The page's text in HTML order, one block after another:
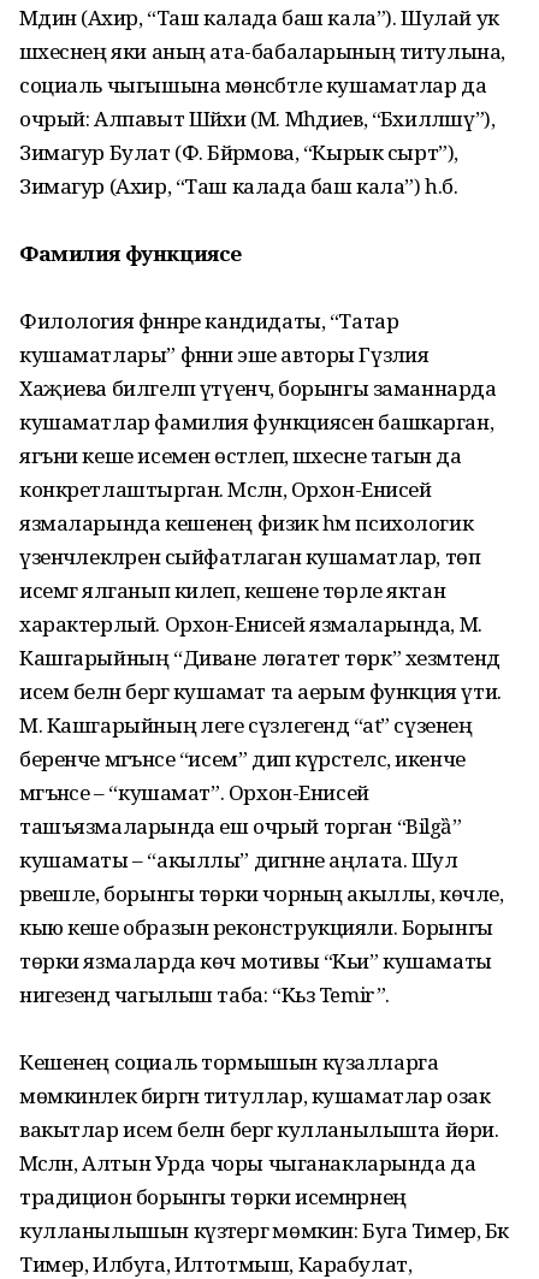
Мәдинә (Ахир, “Таш калада баш кала”). Шулай ук
шәхеснең яки аның ата-бабаларының титулына,
социаль чыгышына мөнәсәбәтле кушаматлар да
очрый: Алпавыт Шәйхи (М. Мәһдиев, “Бәхилләшү”),
Зимагур Булат (Ф. Бәйрәмова, “Кырык сырт”),
Зимагур (Ахир, “Таш калада баш кала”) һ.б.
Фамилия функциясе
Филология фәннәре кандидаты, “Татар
кушаматлары” фәнни эше авторы Гүзәлия
Хаҗиева билгеләп үтүенчә, борынгы заманнарда
кушаматлар фамилия функциясен башкарган,
ягъни кеше исеменә өстәлеп, шәхесне тагын да
конкретлаштырган. Мәсәлән, Орхон-Енисей
язмаларында кешенең физик һәм психологик
үзенчәлекләрен сыйфатлаган кушаматлар, төп
исемгә ялганып килеп, кешене төрле яктан
характерлый. Орхон-Енисей язмаларында, М.
Кашгарыйның “Диване лөгатет төрк” хезмәтендә
исем белән бергә кушамат та аерым функция үти.
М. Кашгарыйның әлеге сүзлегендә “at” сүзенең
беренче мәгънәсе “исем” дип күрсәтелсә, икенче
мәгънәсе – “кушамат”. Орхон-Енисей
ташъязмаларында еш очрый торган “Bilgȁ”
кушаматы – “акыллы” дигәнне аңлата. Шул
рәвешле, борынгы төрки чорның акыллы, көчле,
кыю кеше образын реконструкцияли. Борынгы
төрки язмаларда көч мотивы “Kьи” кушаматы
нигезендә чагылыш таба: “Kьз Temir”.
Кешенең социаль тормышын күзалларга
мөмкинлек биргән титуллар, кушаматлар озак
вакытлар исем белән бергә кулланылышта йөри.
Мәсәлән, Алтын Урда чоры чыганакларында да
традицион борынгы төрки исемнәрнең
кулланылышын күзәтергә мөмкин: Буга Тимер, Бәк
Тимер, Илбуга, Илтотмыш, Карабулат,